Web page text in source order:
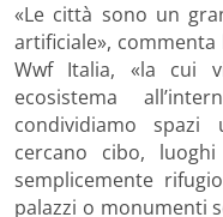
«Le città sono un
artificiale», commenta
Wwf Italia, «la cui
ecosistema
condividiamo
cercano cibo,
semplicemente
palazzi o monumenti